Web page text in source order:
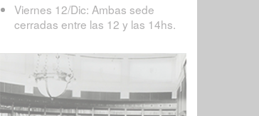
Viernes 12/Dic: Ambas sede
cerradas entre las 12 y las 14hs.